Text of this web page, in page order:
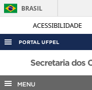
ACESSIBILIDADE
BRASIL
PORTAL UFPEL
ACESSO À INFORMAÇÃO
AUDITORIA
Secretaria dos
MENU